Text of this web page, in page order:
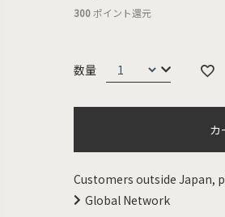
300ポイント還元
カ
Customers outside Japan,
Global Network